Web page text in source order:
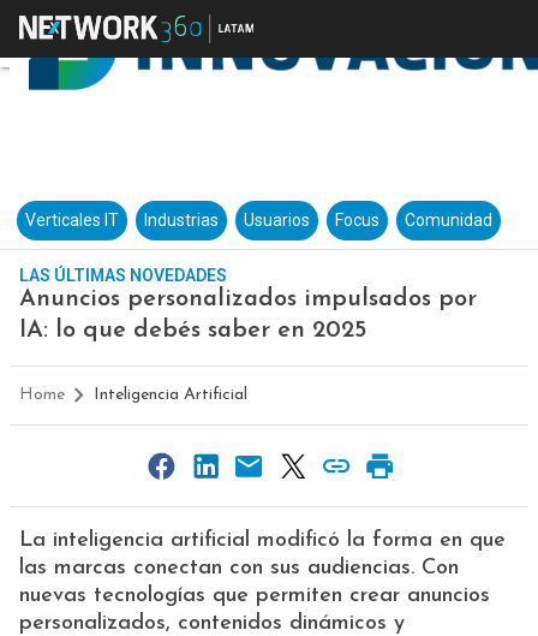
Verticales IT Industrias Usuarios Focus Comunidad
LAS ÚLTIMAS NOVEDADES
Anuncios personalizados impulsados por
IA: lo que debés saber en 2025
Home Inteligencia Artificial
La inteligencia artificial modificó la forma en que
las marcas conectan con sus audiencias. Con
nuevas tecnologías que permiten crear anuncios
personalizados, contenidos dinámicos y